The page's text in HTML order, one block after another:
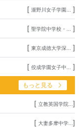
[ 瀧野川女子学園... ]
[ 聖学院中学校・... ]
[ 東京成徳大学深... ]
[ 佼成学園女子中... ]
もっと見る
[ 立教英国学院... ]
[ 大妻多摩中学... ]